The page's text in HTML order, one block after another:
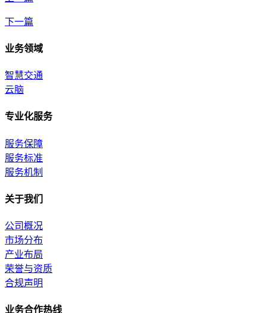
下一篇
业务领域
智慧交通
云脑
专业化服务
服务保障
服务标准
服务机制
关于我们
公司概况
市场分布
产业布局
荣誉与资质
合规声明
业务合作热线